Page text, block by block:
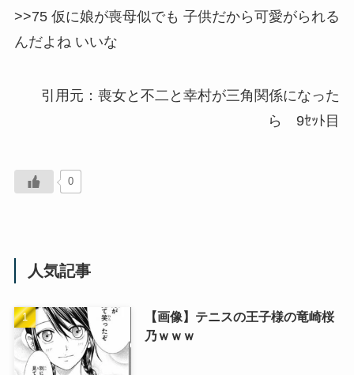
>>75 仮に娘が喪母似でも 子供だから可愛がられる
んだよね いいな
引用元：喪女と不二と幸村が三角関係になった
ら 9ｾｯﾄ目
0
人気記事
【画像】テニスの王子様の竜崎桜
乃ｗｗｗ